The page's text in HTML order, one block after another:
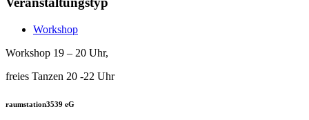
Workshop
Workshop 19 – 20 Uhr,
freies Tanzen 20 -22 Uhr
raumstation3539 eG